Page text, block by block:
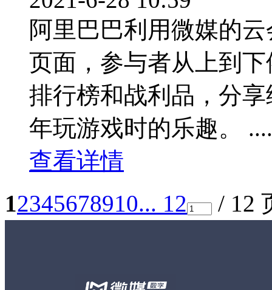
阿里巴巴利用微媒的
页面，参与者从上到
排行榜和战利品，分
年玩游戏时的乐趣。
查看详情
12345678910... 12 / 12